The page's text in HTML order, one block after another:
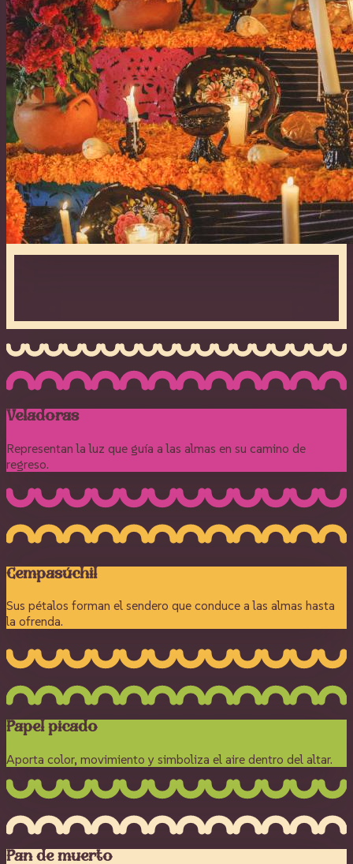
Veladoras
Representan la luz que guía a las almas en su camino de
regreso.
Cempasúchil
Sus pétalos forman el sendero que conduce a las almas hasta
la ofrenda.
Papel picado
Aporta color, movimiento y simboliza el aire dentro del altar.
Pan de muerto